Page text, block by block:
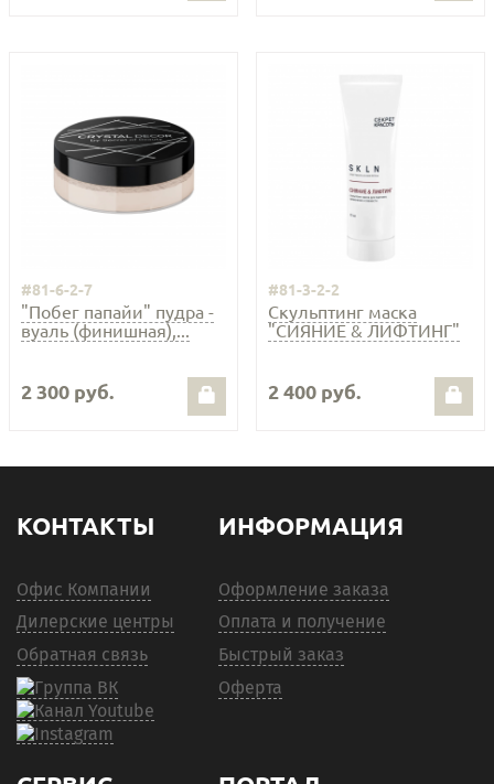
#81-6-2-7
"Побег папайи" пудра -
вуаль (финишная),...
2 300 руб.
#81-3-2-2
Скульптинг маска
"СИЯНИЕ & ЛИФТИНГ"
2 400 руб.
КОНТАКТЫ
Офис Компании
Дилерские центры
Обратная связь
ИНФОРМАЦИЯ
Оформление заказа
Оплата и получение
Быстрый заказ
Оферта